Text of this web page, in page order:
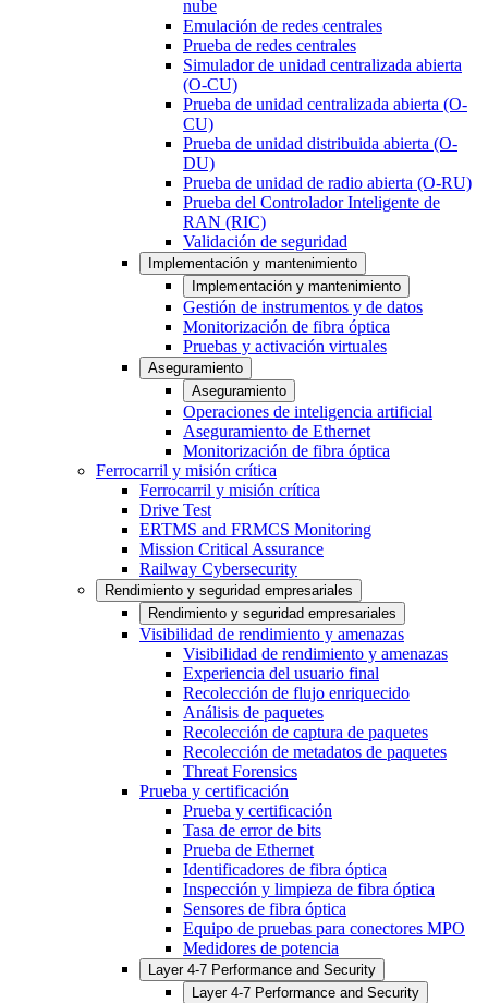
nube
Emulación de redes centrales
Prueba de redes centrales
Simulador de unidad centralizada abierta
(O-CU)
Prueba de unidad centralizada abierta (O-
CU)
Prueba de unidad distribuida abierta (O-
DU)
Prueba de unidad de radio abierta (O-RU)
Prueba del Controlador Inteligente de
RAN (RIC)
Validación de seguridad
Implementación y mantenimiento
Implementación y mantenimiento
Gestión de instrumentos y de datos
Monitorización de fibra óptica
Pruebas y activación virtuales
Aseguramiento
Aseguramiento
Operaciones de inteligencia artificial
Aseguramiento de Ethernet
Monitorización de fibra óptica
Ferrocarril y misión crítica
Ferrocarril y misión crítica
Drive Test
ERTMS and FRMCS Monitoring
Mission Critical Assurance
Railway Cybersecurity
Rendimiento y seguridad empresariales
Rendimiento y seguridad empresariales
Visibilidad de rendimiento y amenazas
Visibilidad de rendimiento y amenazas
Experiencia del usuario final
Recolección de flujo enriquecido
Análisis de paquetes
Recolección de captura de paquetes
Recolección de metadatos de paquetes
Threat Forensics
Prueba y certificación
Prueba y certificación
Tasa de error de bits
Prueba de Ethernet
Identificadores de fibra óptica
Inspección y limpieza de fibra óptica
Sensores de fibra óptica
Equipo de pruebas para conectores MPO
Medidores de potencia
Layer 4-7 Performance and Security
Layer 4-7 Performance and Security